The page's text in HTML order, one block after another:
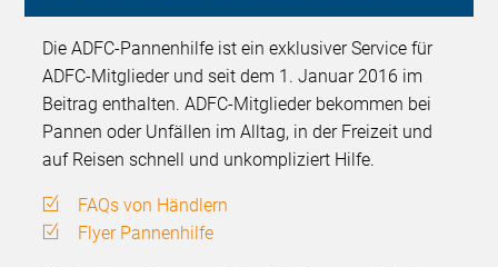
Die ADFC-Pannenhilfe ist ein exklusiver Service für
ADFC-Mitglieder und seit dem 1. Januar 2016 im
Beitrag enthalten. ADFC-Mitglieder bekommen bei
Pannen oder Unfällen im Alltag, in der Freizeit und
auf Reisen schnell und unkompliziert Hilfe.
FAQs von Händlern
Flyer Pannenhilfe